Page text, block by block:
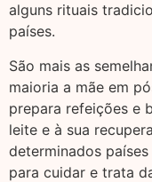
alguns rituais
países.
São mais as
maioria a mãe em
prepara refeições e
leite e à sua
determinados
para cuidar e trata